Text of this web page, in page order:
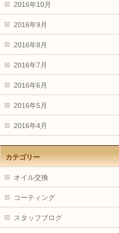
2016年10月
2016年9月
2016年8月
2016年7月
2016年6月
2016年5月
2016年4月
カテゴリー
オイル交換
コーティング
スタッフブログ